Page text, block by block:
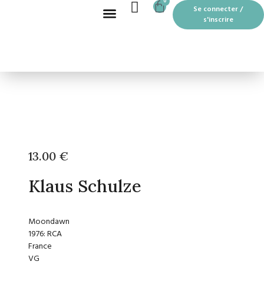
CART
Se connecter /
s'inscrire
13.00 €
Klaus Schulze
Moondawn
1976: RCA
France
VG